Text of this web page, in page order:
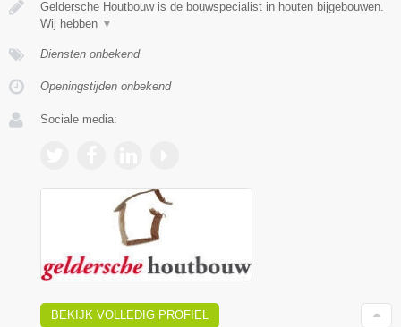
Geldersche Houtbouw is de bouwspecialist in houten bijgebouwen.
Wij hebben ▼
Diensten onbekend
Openingstijden onbekend
Sociale media:
BEKIJK VOLLEDIG PROFIEL